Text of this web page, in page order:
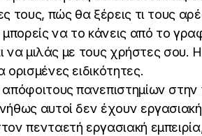
τους, πώς θα ξέρεις τι τους
μπορείς να το κάνεις από το
να μιλάς με τους χρήστες σου.
ειδικότητες.
πανεπιστημίων
αυτοί δεν έχουν
πενταετή εργασιακή εμπειρία,